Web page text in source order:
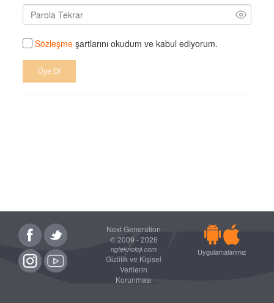
Sözleşme şartlarını okudum ve kabul ediyorum.
Üye Ol
Next Generation
© 2009 - 2026
ngteknoloji.com
Gizlilik ve Kişisel
Verilerin
Korunması
Uygulamalarımız